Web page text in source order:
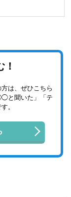
は、ぜひこちら
と聞いた」「テ
。